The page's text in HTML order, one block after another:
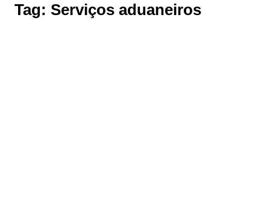
Tag: Serviços aduaneiros